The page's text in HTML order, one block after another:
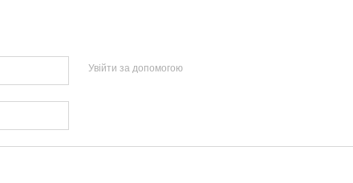
Увійти за допомогою